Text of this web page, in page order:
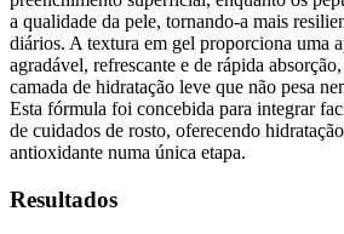
a qualidade da pele, tornando-a mais
diários. A textura em gel proporciona uma
agradável, refrescante e de rápida
camada de hidratação leve que não pesa
Esta fórmula foi concebida para integrar
de cuidados de rosto, oferecendo
antioxidante numa única etapa.
Resultados